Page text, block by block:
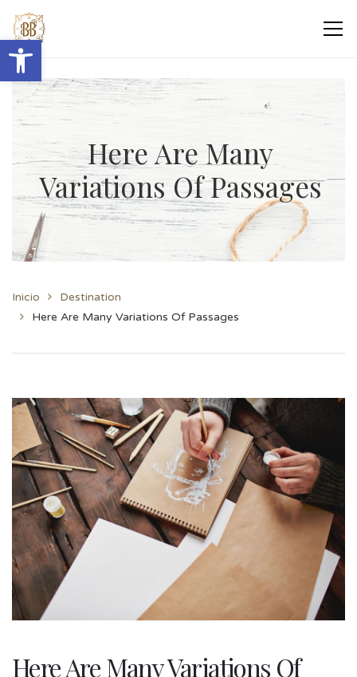
Abrir barra de herramientas
Here Are Many
Variations Of Passages
Inicio
Destination
Here Are Many Variations Of Passages
Here Are Many Variations Of